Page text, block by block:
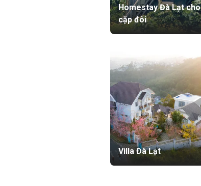
Homestay Đà Lạt cho
cặp đôi
Villa Đà Lạt